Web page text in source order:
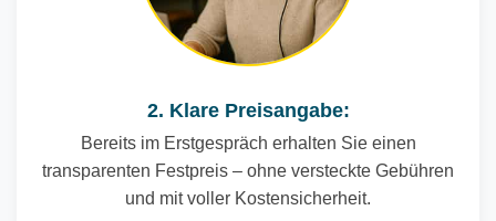
2. Klare Preisangabe:
Bereits im Erstgespräch erhalten Sie einen
transparenten Festpreis – ohne versteckte Gebühren
und mit voller Kostensicherheit.